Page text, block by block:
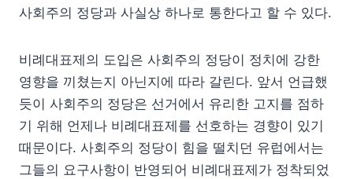
사회주의 정당과 사실상 하나로 통한다고 할 수 있다.
비례대표제의 도입은 사회주의 정당이 정치에 강한
영향을 끼쳤는지 아닌지에 따라 갈린다. 앞서 언급했
듯이 사회주의 정당은 선거에서 유리한 고지를 점하
기 위해 언제나 비례대표제를 선호하는 경향이 있기
때문이다. 사회주의 정당이 힘을 떨치던 유럽에서는
그들의 요구사항이 반영되어 비례대표제가 정착되었